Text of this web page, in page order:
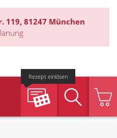
119, 81247 München
Rezept einlösen
Suche